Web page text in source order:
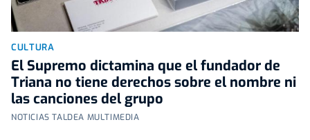
CULTURA
El Supremo dictamina que el fundador de
Triana no tiene derechos sobre el nombre ni
las canciones del grupo
NOTICIAS TALDEA MULTIMEDIA